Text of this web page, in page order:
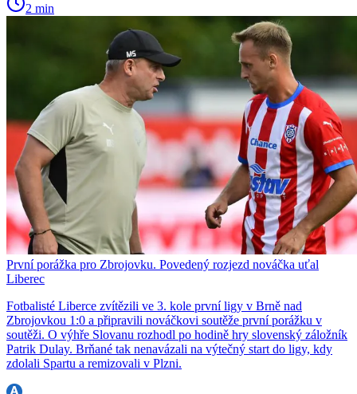
2 min
První porážka pro Zbrojovku. Povedený rozjezd nováčka uťal
Liberec
Fotbalisté Liberce zvítězili ve 3. kole první ligy v Brně nad
Zbrojovkou 1:0 a připravili nováčkovi soutěže první porážku v
soutěži. O výhře Slovanu rozhodl po hodině hry slovenský záložník
Patrik Dulay. Brňané tak nenavázali na výtečný start do ligy, kdy
zdolali Spartu a remizovali v Plzni.